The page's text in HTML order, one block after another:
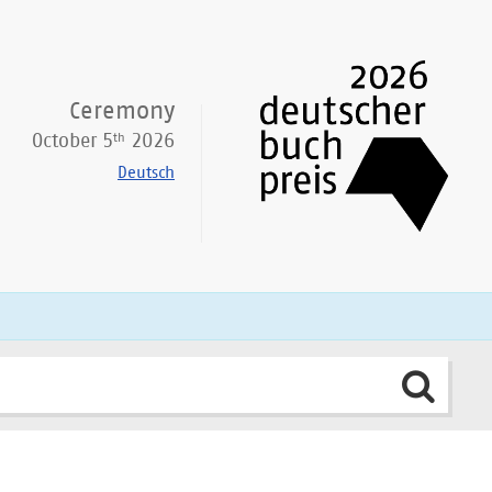
Ceremony
October 5th 2026
Deutsch